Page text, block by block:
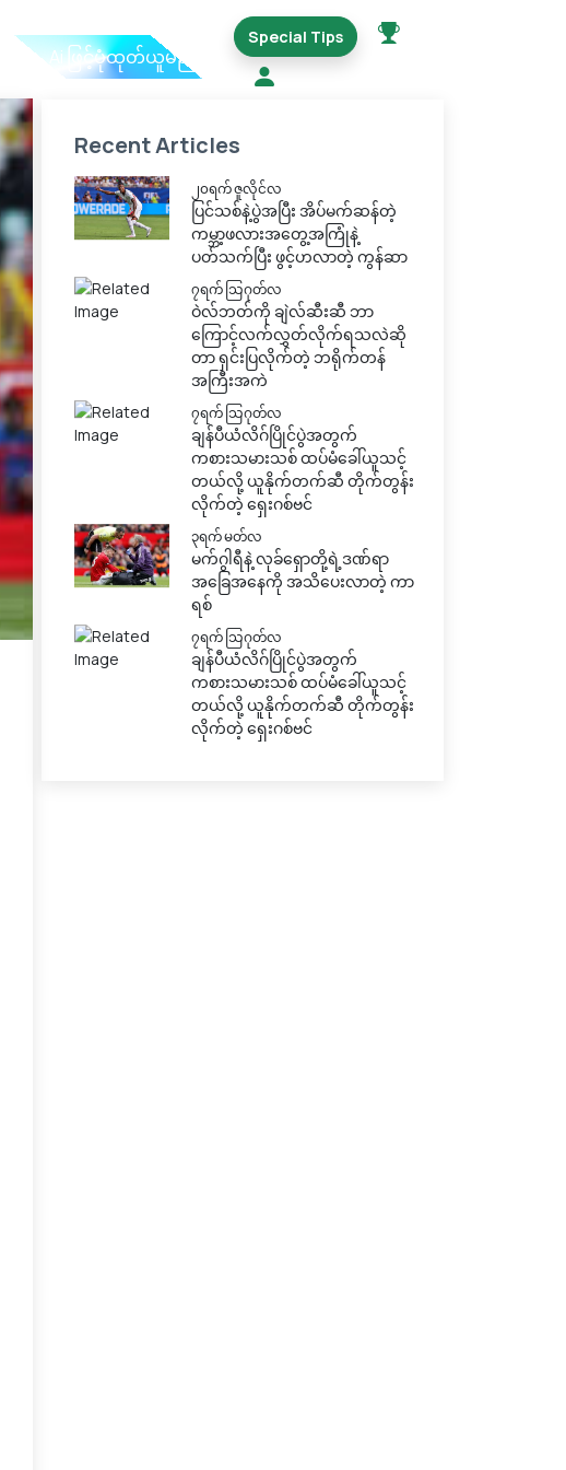
Ai ဖြင့်ပုံထုတ်ယူမည်
Special Tips
Recent Articles
၂၀ရက် ဇူလိုင်လ
ပြင်သစ်နဲ့ပွဲအပြီး အိပ်မက်ဆန်တဲ့
ကမ္ဘာ့ဖလားအတွေ့အကြုံနဲ့
ပတ်သက်ပြီး ဖွင့်ဟလာတဲ့ ကွန်ဆာ
၇ရက် သြဂုတ်လ
ဝဲလ်ဘတ်ကို ချဲလ်ဆီးဆီ ဘာ
ကြောင့်လက်လွှတ်လိုက်ရသလဲဆို
တာ ရှင်းပြလိုက်တဲ့ ဘရိုက်တန်
အကြီးအကဲ
၇ရက် သြဂုတ်လ
ချန်ပီယံလိဂ်ပြိုင်ပွဲအတွက်
ကစားသမားသစ် ထပ်မံခေါ်ယူသင့်
တယ်လို့ ယူနိုက်တက်ဆီ တိုက်တွန်း
လိုက်တဲ့ ရှေးဂစ်ဗင်
၃ရက် မတ်လ
မက်ဂွါရီနဲ့ လုခ်ရှောတို့ရဲ့ဒဏ်ရာ
အခြေအနေကို အသိပေးလာတဲ့ ကာ
ရစ်
၇ရက် သြဂုတ်လ
ချန်ပီယံလိဂ်ပြိုင်ပွဲအတွက်
ကစားသမားသစ် ထပ်မံခေါ်ယူသင့်
တယ်လို့ ယူနိုက်တက်ဆီ တိုက်တွန်း
လိုက်တဲ့ ရှေးဂစ်ဗင်